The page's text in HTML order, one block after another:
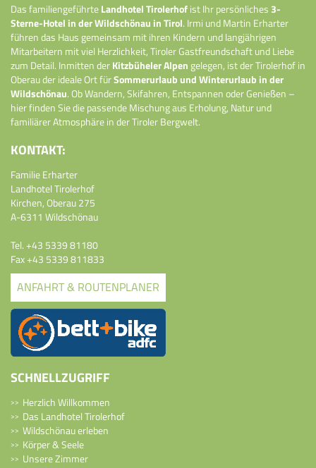
Das familiengeführteLandhotel Tirolerhofist Ihr persönliches 3-
Sterne-Hotel in der Wildschönau in Tirol. Irmi und Martin Erharter
führen das Haus gemeinsam mit ihren Kindern und langjährigen
Mitarbeitern mit viel Herzlichkeit, Tiroler Gastfreundschaft und Liebe
zum Detail. Inmitten derKitzbüheler Alpengelegen, ist der Tirolerhof in
Oberau der ideale Ort fürSommerurlaub und Winterurlaub in der
Wildschönau. Ob Wandern, Skifahren, Entspannen oder Genießen –
hier finden Sie die passende Mischung aus Erholung, Natur und
familiärer Atmosphäre in der Tiroler Bergwelt.
KONTAKT:
Familie Erharter
Landhotel Tirolerhof
Kirchen, Oberau 275
A-6311 Wildschönau
Tel.+43 5339 81180
Fax +43 5339 811833
ANFAHRT & ROUTENPLANER
SCHNELLZUGRIFF
Herzlich Willkommen
Das Landhotel Tirolerhof
Wildschönau erleben
Körper & Seele
Unsere Zimmer